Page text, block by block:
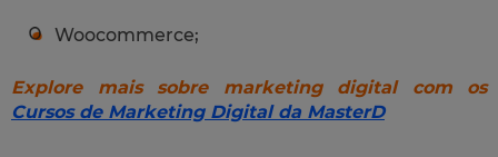
Woocommerce;
Explore mais sobre marketing digital com os
Cursos de Marketing Digital da MasterD